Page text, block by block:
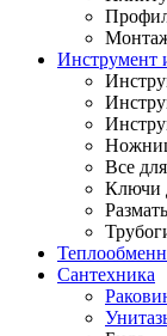
Инструмент
Все
Ключи
Сантехника